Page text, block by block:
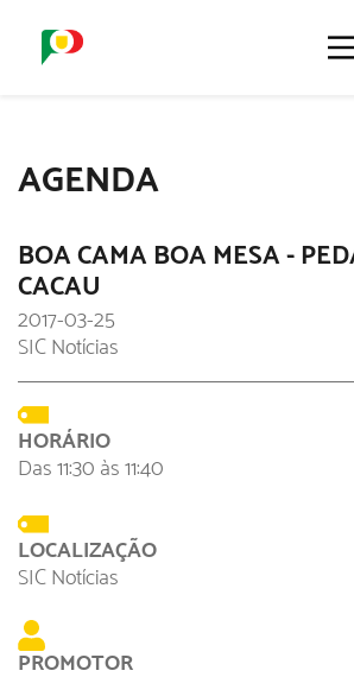
AGENDA
BOA CAMA BOA MESA -
CACAU
2017-03-25
SIC Notícias
HORÁRIO
Das 11:30 às 11:40
LOCALIZAÇÃO
SIC Notícias
PROMOTOR